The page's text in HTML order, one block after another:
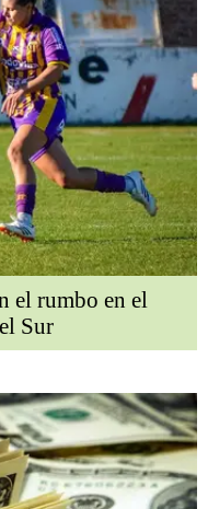
el rumbo en el
Sur